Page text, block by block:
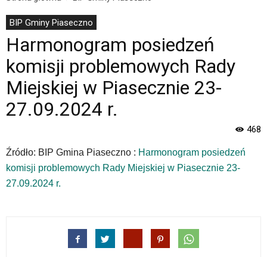
27.09.2024
Oficjalna
Miasta
Gminy
Piaseczno".
Strona
w
menu
skiplinks
BIP Gminy Piaseczno
Harmonogram posiedzeń
komisji problemowych Rady
Miejskiej w Piasecznie 23-
27.09.2024 r.
468
Źródło: BIP Gmina Piaseczno : Harmonogram posiedzeń
komisji problemowych Rady Miejskiej w Piasecznie 23-
27.09.2024 r.